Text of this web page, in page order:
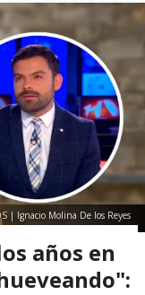
| Ignacio Molina De los Reyes
años en